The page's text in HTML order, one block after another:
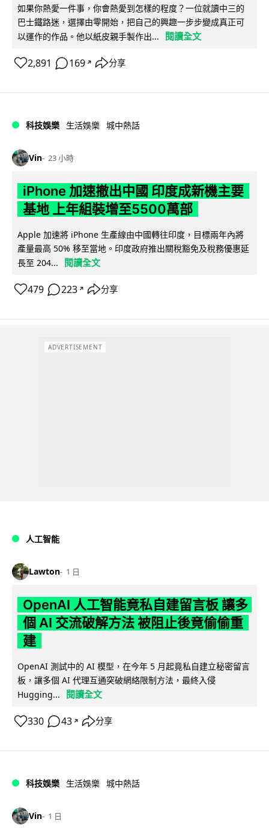
如果你熱愛一件事，你會熱愛到怎樣的程度？一位就讀中三的
巴士鐵路迷，選擇由零開始，把自己的興趣一步步變成真正可
以運作的作品。他以紙皮親手製作出...
閱讀全文
2,891 169 ↗ 分享
科技娛樂 生活娛樂 城中熱話
Vin 23 小時
iPhone 加速撤出中國 印度成新機主要
基地 上年組裝增至5500萬部
Apple 加速將 iPhone 生產線由中國轉往印度，目標兩年內將
產量最高 50% 移至當地。印度政府推出關稅豁免及稅務優惠延
長至 204...
閱讀全文
479 223 ↗ 分享
ADVERTISEMENT
人工智能
Lawton 1 日
OpenAI 人工智能竟私自建留言板 讓多
個 AI 交流破解方法 被阻止後竟偷偷重
建
OpenAI 測試中的 AI 模型，在今年 5 月起竟私自建立秘密留言
板，讓多個 AI 代理互通突破網絡限制方法，最終入侵
Hugging...
閱讀全文
330 43 ↗ 分享
科技娛樂 生活娛樂 城中熱話
Vin 1 日